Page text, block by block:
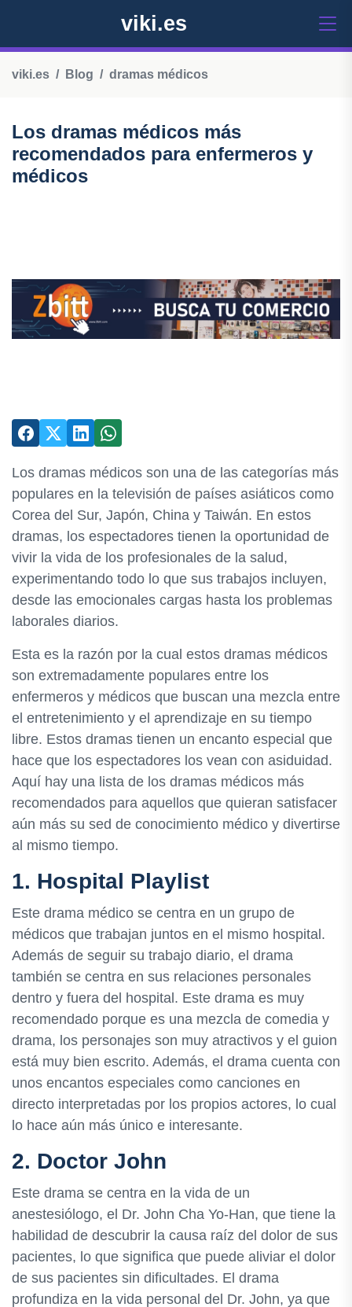
viki.es
viki.es Blog dramas médicos
Los dramas médicos más
recomendados para enfermeros y
médicos
Los dramas médicos son una de las categorías más
populares en la televisión de países asiáticos como
Corea del Sur, Japón, China y Taiwán. En estos
dramas, los espectadores tienen la oportunidad de
vivir la vida de los profesionales de la salud,
experimentando todo lo que sus trabajos incluyen,
desde las emocionales cargas hasta los problemas
laborales diarios.
Esta es la razón por la cual estos dramas médicos
son extremadamente populares entre los
enfermeros y médicos que buscan una mezcla entre
el entretenimiento y el aprendizaje en su tiempo
libre. Estos dramas tienen un encanto especial que
hace que los espectadores los vean con asiduidad.
Aquí hay una lista de los dramas médicos más
recomendados para aquellos que quieran satisfacer
aún más su sed de conocimiento médico y divertirse
al mismo tiempo.
1. Hospital Playlist
Este drama médico se centra en un grupo de
médicos que trabajan juntos en el mismo hospital.
Además de seguir su trabajo diario, el drama
también se centra en sus relaciones personales
dentro y fuera del hospital. Este drama es muy
recomendado porque es una mezcla de comedia y
drama, los personajes son muy atractivos y el guion
está muy bien escrito. Además, el drama cuenta con
unos encantos especiales como canciones en
directo interpretadas por los propios actores, lo cual
lo hace aún más único e interesante.
2. Doctor John
Este drama se centra en la vida de un
anestesiólogo, el Dr. John Cha Yo-Han, que tiene la
habilidad de descubrir la causa raíz del dolor de sus
pacientes, lo que significa que puede aliviar el dolor
de sus pacientes sin dificultades. El drama
profundiza en la vida personal del Dr. John, ya que